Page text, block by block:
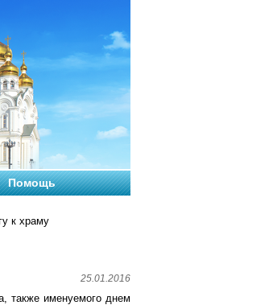
Помощь
к храму
25.01.2016
также именуемого днем